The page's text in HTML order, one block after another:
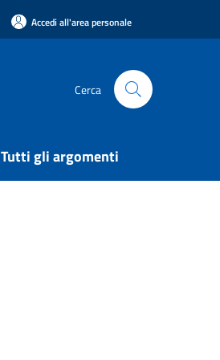
Accedi all'area personale
Cerca
Tutti gli argomenti